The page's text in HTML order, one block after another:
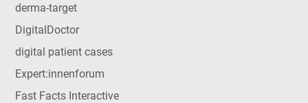
derma-target
DigitalDoctor
digital patient cases
Expert:innenforum
Fast Facts Interactive